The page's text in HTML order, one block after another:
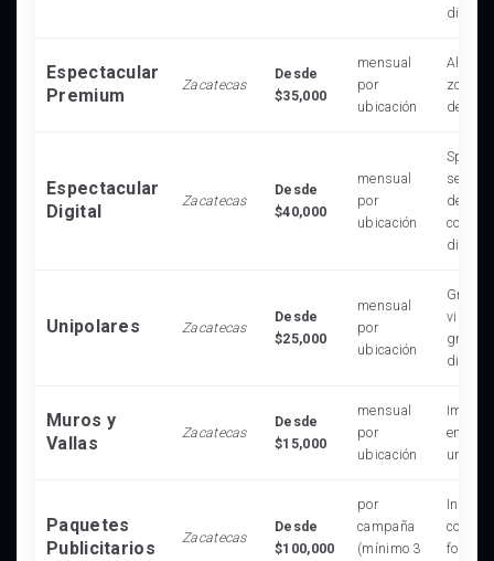
diarias
Espectacular
Premium
Zacatecas
Desde
$35,000
mensual
por
ubicación
Alta
zonas
de alto
Espectacular
Digital
Zacatecas
Desde
$40,000
mensual
por
ubicación
Spot
de 64
Unipolares Zacatecas
Desde
$25,000
mensual
por
ubicación
Gran
Muros y
Vallas
Zacatecas
Desde
$15,000
mensual
por
ubicación
en
Paquetes
Publicitarios
Zacatecas
Desde
$100,000
por
campaña
(mínimo 3
Incluye